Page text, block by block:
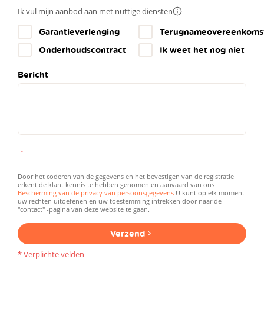
Ik vul mijn aanbod aan met nuttige dienstenMeer
Garantieverlenging
Onderhoudscontract
Ik weet het nog niet
Bericht
Door het coderen van de gegevens en het bevestigen van de registratie
erkent de klant kennis te hebben genomen en aanvaard van ons
Bescherming van de privacy van persoonsgegevens U kunt op elk moment
uw rechten uitoefenen en uw toestemming intrekken door naar de
"contact" -pagina van deze website te gaan.
Verzend
* Verplichte velden